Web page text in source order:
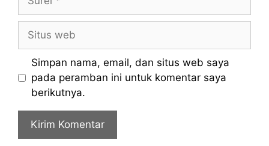
web
Simpan nama, email, dan situs web saya
pada peramban ini untuk komentar saya
berikutnya.